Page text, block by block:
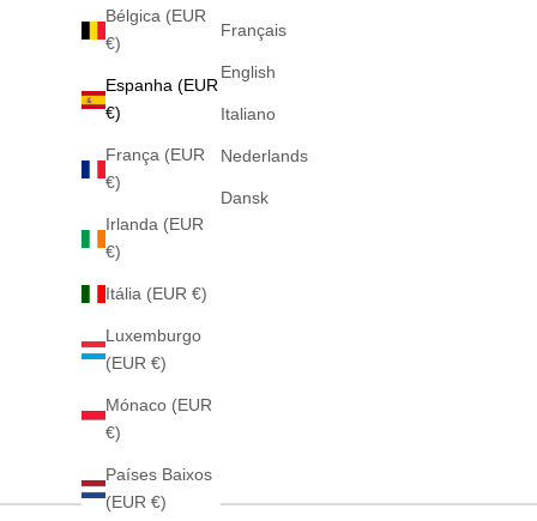
Bélgica (EUR
€)
Espanha (EUR
€)
França (EUR
€)
Irlanda (EUR
€)
Itália (EUR €)
Luxemburgo
(EUR €)
Mónaco (EUR
€)
Países Baixos
(EUR €)
Français
English
Italiano
Nederlands
Dansk